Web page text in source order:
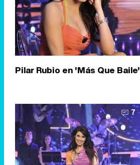
Pilar Rubio en 'Más Que Baile'
7